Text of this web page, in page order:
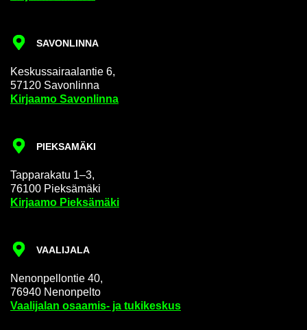
SA­VON­LIN­NA
Kes­kus­sai­raa­lan­tie 6,
57120 Sa­von­lin­na
Kir­jaa­mo Sa­von­lin­na
PIEK­SA­MÄ­KI
Tap­pa­ra­ka­tu 1–3,
76100 Piek­sä­mä­ki
Kir­jaa­mo Piek­sä­mä­ki
VAA­LI­JA­LA
Ne­non­pel­lon­tie 40,
76940 Ne­non­pel­to
Vaa­li­ja­lan osaamis-​ ja tu­ki­kes­kus